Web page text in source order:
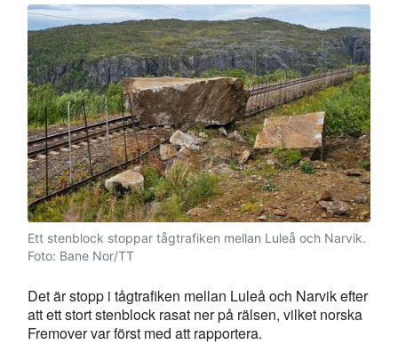
Ett stenblock stoppar tågtrafiken mellan Luleå och Narvik.
Foto: Bane Nor/TT
Det är stopp i tågtrafiken mellan Luleå och Narvik efter
att ett stort stenblock rasat ner på rälsen, vilket norska
Fremover var först med att rapportera.